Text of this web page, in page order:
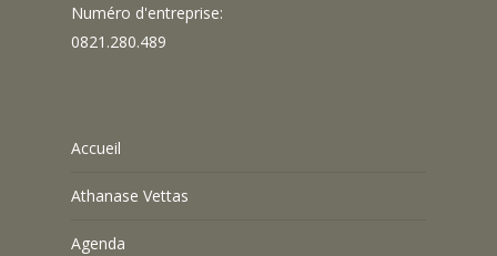
Numéro d'entreprise:
0821.280.489
Accueil
Athanase Vettas
Agenda